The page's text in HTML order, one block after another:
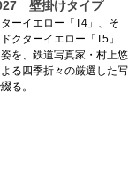
壁掛けタイプ
ターイエロー「T4」、そ
クターイエロー「T5」
を、鉄道写真家・村上悠
る四季折々の厳選した写
る。